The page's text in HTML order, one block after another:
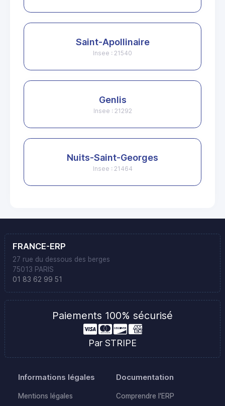
Saint-Apollinaire
Insee : 21540
Genlis
Insee : 21292
Nuits-Saint-Georges
Insee : 21464
FRANCE-ERP
27 rue du dessous des berges
75013 PARIS
01 83 62 99 51
Paiements 100% sécurisé
Par STRIPE
Informations légales
Mentions légales
Documentation
Comprendre l'ERP